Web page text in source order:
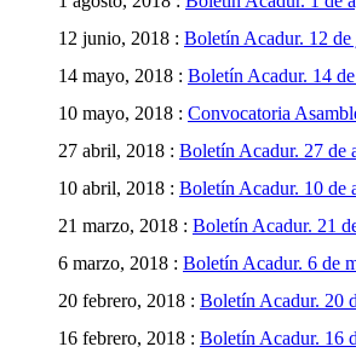
12 junio, 2018 : Boletín Acadur. 12
14 mayo, 2018 : Boletín Acadur. 14
10 mayo, 2018 : Convocatoria
27 abril, 2018 : Boletín Acadur. 27 de
10 abril, 2018 : Boletín Acadur. 10 de
21 marzo, 2018 : Boletín Acadur. 21
6 marzo, 2018 : Boletín Acadur. 6 de
20 febrero, 2018 : Boletín Acadur. 20
16 febrero, 2018 : Boletín Acadur. 16